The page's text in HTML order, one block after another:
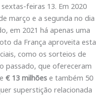
feiras 13. Em 2020
março e a segunda no dia
em 2021 há apenas uma
da França aproveita esta
como os sorteios de
passado, que ofereceram
€ 13 milhões e também 50
superstição relacionada